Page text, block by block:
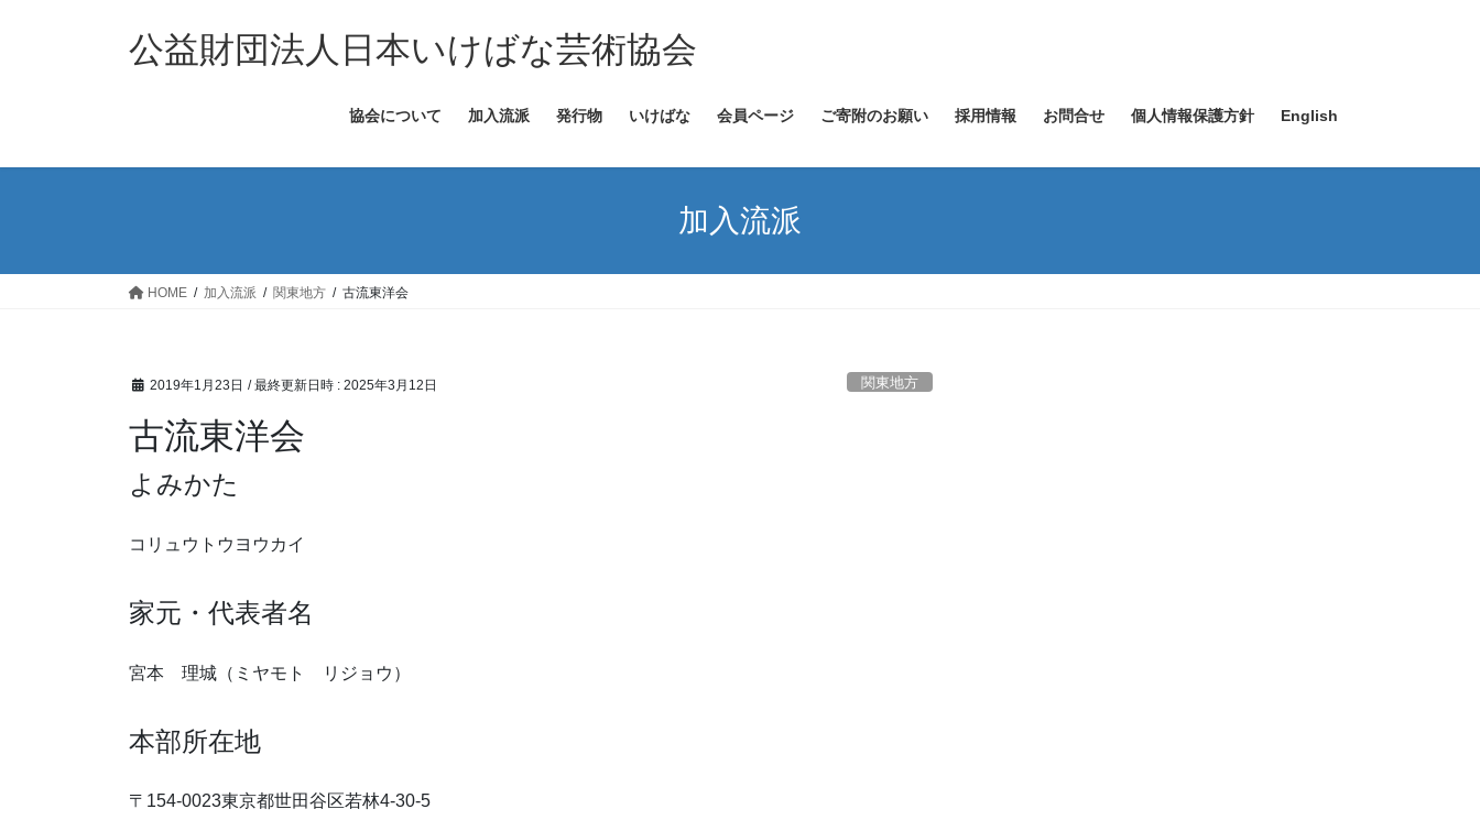
ス
ン
公益財団法人日本いけばな芸術協会
協会について 加入流派 発行物 いけばな 会員ページ ご寄附のお願い 採用情報 お問合せ 個人情報保護方針 English
加入流派
HOME 加入流派 関東地方 古流東洋会
2019年1月23日 / 最終更新日時 : 2025年3月12日 関東地方
古流東洋会
よみかた
コリュウトウヨウカイ
家元・代表者名
宮本 理城（ミヤモト リジョウ）
本部所在地
〒154-0023東京都世田谷区若林4-30-5